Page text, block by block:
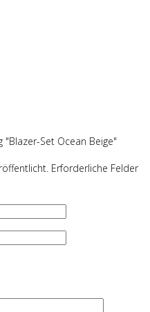
Set Ocean Beige"
Erforderliche Felder